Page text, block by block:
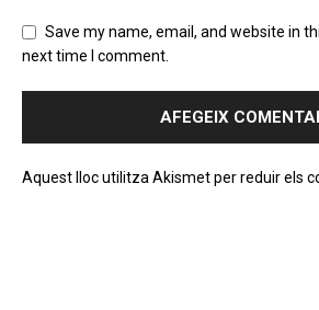
Save my name, email, and website in
next time I comment.
Aquest lloc utilitza Akismet per reduir els